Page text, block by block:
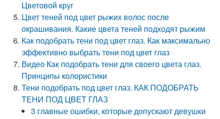
Цветовой круг
Цвет теней под цвет рыжих волос после
окрашивания. Какие цвета теней подходят рыжим
Как подобрать тени под цвет глаз. Как максимально
эффективно выбрать тени под цвет глаз
Видео Как подобрать тени для своего цвета глаз.
Принципы колористики
Тени подобрать под цвет глаз. КАК ПОДОБРАТЬ
ТЕНИ ПОД ЦВЕТ ГЛАЗ
3 главные ошибки, которые допускают девушки